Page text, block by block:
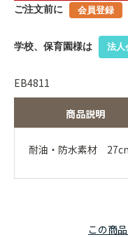
ご注文前に 会員登録
学校、保育園様は 法人
商品説明
耐油・防水素材
この商
EB4811